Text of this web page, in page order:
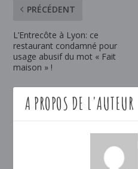
PRÉCÉDENT
L’Entrecôte à Lyon: ce
restaurant condamné pour
usage abusif du mot « Fait
maison » !
A PROPOS DE L'AUTEUR